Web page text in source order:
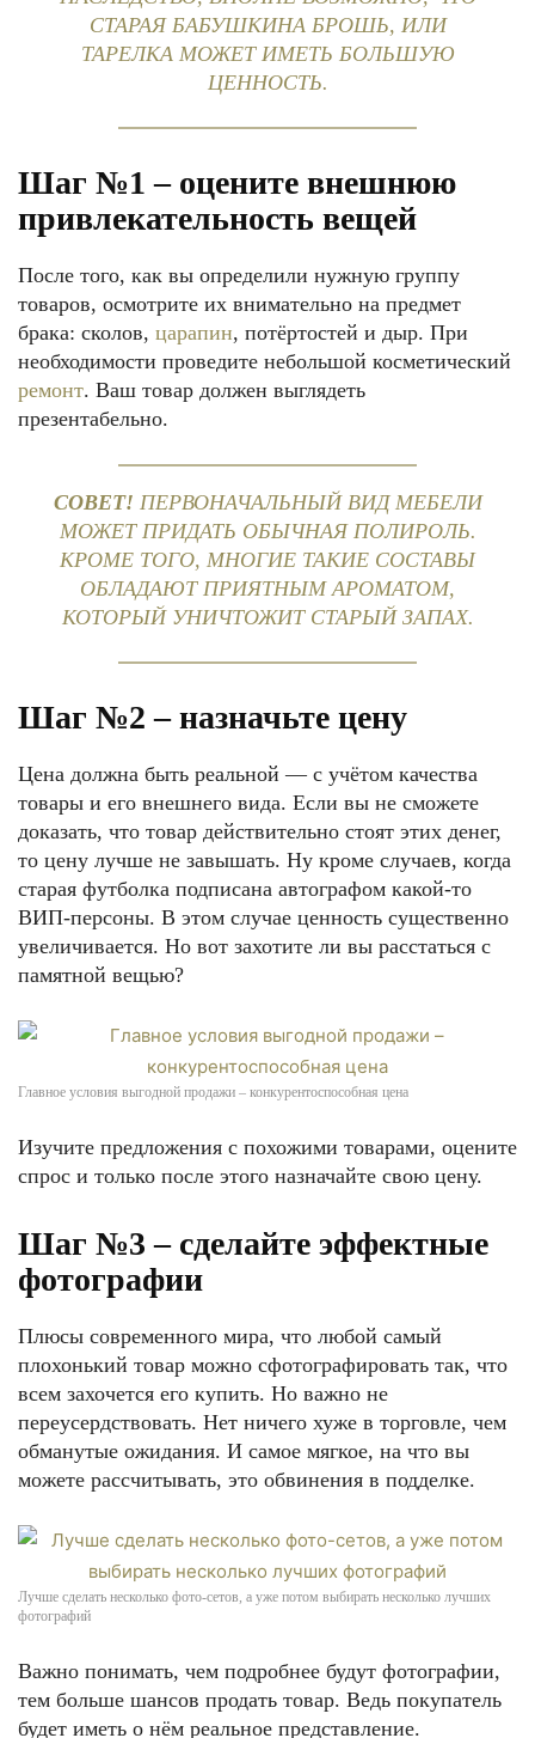
СТАРАЯ БАБУШКИНА БРОШЬ, ИЛИ
ТАРЕЛКА МОЖЕТ ИМЕТЬ БОЛЬШУЮ
ЦЕННОСТЬ.
Шаг №1 – оцените внешнюю
привлекательность вещей
После того, как вы определили нужную группу
товаров, осмотрите их внимательно на предмет
брака: сколов, царапин, потёртостей и дыр. При
необходимости проведите небольшой косметический
ремонт. Ваш товар должен выглядеть
презентабельно.
СОВЕТ! ПЕРВОНАЧАЛЬНЫЙ ВИД МЕБЕЛИ
МОЖЕТ ПРИДАТЬ ОБЫЧНАЯ ПОЛИРОЛЬ.
КРОМЕ ТОГО, МНОГИЕ ТАКИЕ СОСТАВЫ
ОБЛАДАЮТ ПРИЯТНЫМ АРОМАТОМ,
КОТОРЫЙ УНИЧТОЖИТ СТАРЫЙ ЗАПАХ.
Шаг №2 – назначьте цену
Цена должна быть реальной — с учётом качества
товары и его внешнего вида. Если вы не сможете
доказать, что товар действительно стоят этих денег,
то цену лучше не завышать. Ну кроме случаев, когда
старая футболка подписана автографом какой-то
ВИП-персоны. В этом случае ценность существенно
увеличивается. Но вот захотите ли вы расстаться с
памятной вещью?
Главное условия выгодной продажи – конкурентоспособная цена
Изучите предложения с похожими товарами, оцените
спрос и только после этого назначайте свою цену.
Шаг №3 – сделайте эффектные
фотографии
Плюсы современного мира, что любой самый
плохонький товар можно сфотографировать так, что
всем захочется его купить. Но важно не
переусердствовать. Нет ничего хуже в торговле, чем
обманутые ожидания. И самое мягкое, на что вы
можете рассчитывать, это обвинения в подделке.
Лучше сделать несколько фото-сетов, а уже потом выбирать несколько лучших
фотографий
Важно понимать, чем подробнее будут фотографии,
тем больше шансов продать товар. Ведь покупатель
будет иметь о нём реальное представление.